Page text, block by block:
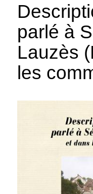
parlé à
Lauzès
les